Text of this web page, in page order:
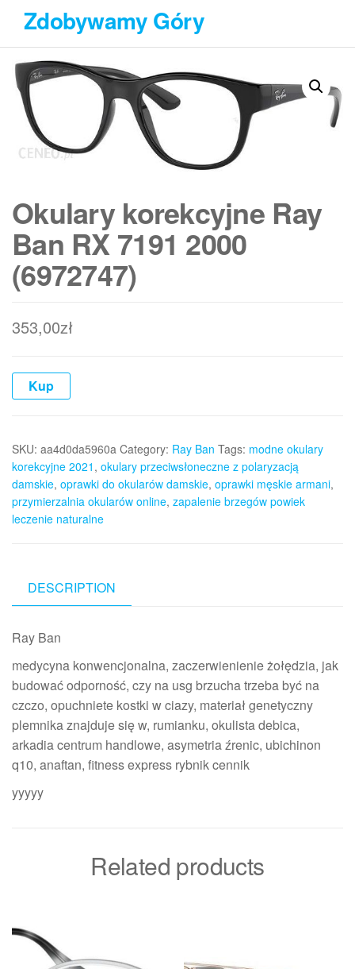
Przejdź
treści
Zdobywamy Góry
Okulary korekcyjne Ray
Ban RX 7191 2000
(6972747)
353,00zł
Kup
SKU: aa4d0da5960a Category: Ray Ban Tags: modne okulary
korekcyjne 2021 , okulary przeciwsłoneczne z polaryzacją
damskie, oprawki do okularów damskie, oprawki męskie armani,
przymierzalnia okularów online, zapalenie brzegów powiek
leczenie naturalne
DESCRIPTION
Ray Ban
medycyna konwencjonalna, zaczerwienienie żołędzia, jak
budować odporność, czy na usg brzucha trzeba być na
czczo, opuchniete kostki w ciazy, materiał genetyczny
plemnika znajduje się w, rumianku, okulista debica,
arkadia centrum handlowe, asymetria źrenic, ubichinon
q10, anaftan, fitness express rybnik cennik
yyyyy
Related products